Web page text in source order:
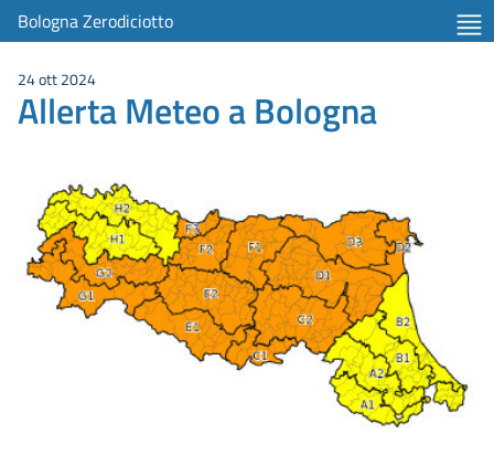
Bologna Zerodiciotto
24 ott 2024
Allerta Meteo a Bologna